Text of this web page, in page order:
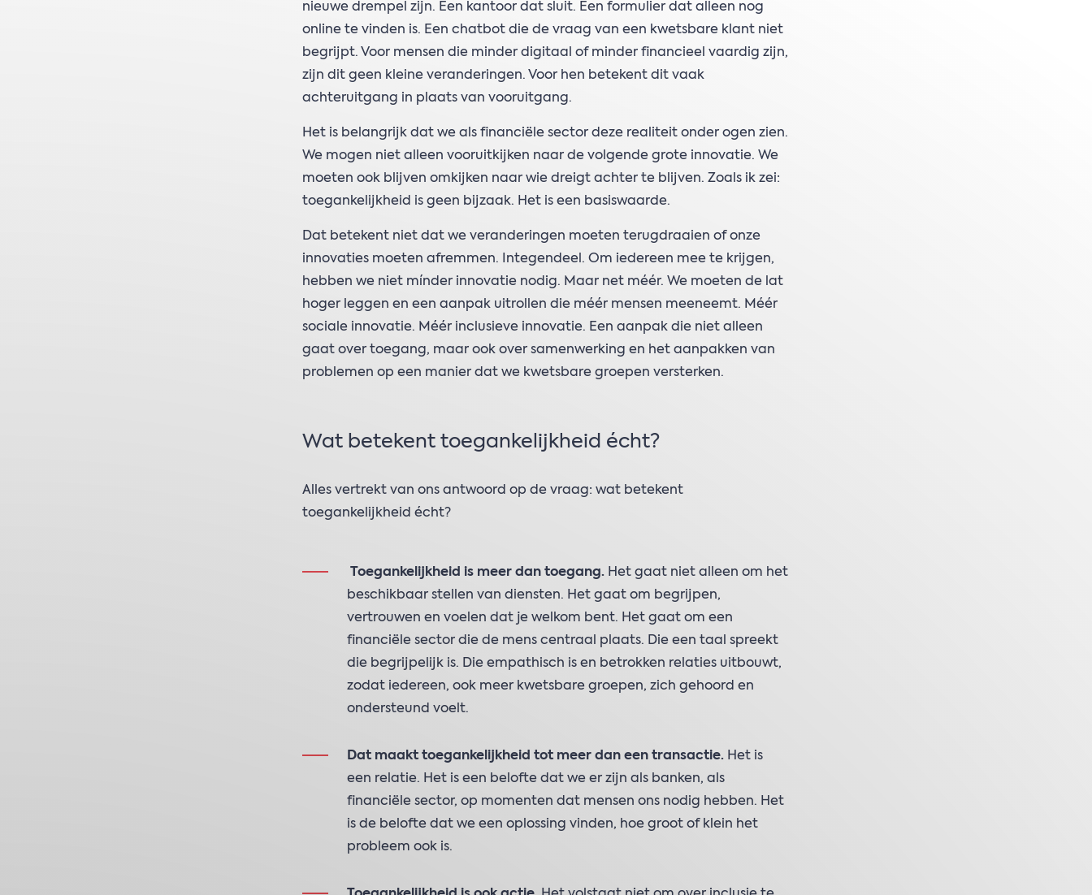
nieuwe drempel zijn. Een kantoor dat sluit. Een formulier dat alleen nog
online te vinden is. Een chatbot die de vraag van een kwetsbare klant niet
begrijpt. Voor mensen die minder digitaal of minder financieel vaardig zijn,
zijn dit geen kleine veranderingen. Voor hen betekent dit vaak
achteruitgang in plaats van vooruitgang.
Het is belangrijk dat we als financiële sector deze realiteit onder ogen zien.
We mogen niet alleen vooruitkijken naar de volgende grote innovatie. We
moeten ook blijven omkijken naar wie dreigt achter te blijven. Zoals ik zei:
toegankelijkheid is geen bijzaak. Het is een basiswaarde.
Dat betekent niet dat we veranderingen moeten terugdraaien of onze
innovaties moeten afremmen. Integendeel. Om iedereen mee te krijgen,
hebben we niet mínder innovatie nodig. Maar net méér. We moeten de lat
hoger leggen en een aanpak uitrollen die méér mensen meeneemt. Méér
sociale innovatie. Méér inclusieve innovatie. Een aanpak die niet alleen
gaat over toegang, maar ook over samenwerking en het aanpakken van
problemen op een manier dat we kwetsbare groepen versterken.
Wat betekent toegankelijkheid écht?
Alles vertrekt van ons antwoord op de vraag: wat betekent
toegankelijkheid écht?
Toegankelijkheid is meer dan toegang. Het gaat niet alleen om het
beschikbaar stellen van diensten. Het gaat om begrijpen,
vertrouwen en voelen dat je welkom bent. Het gaat om een
financiële sector die de mens centraal plaats. Die een taal spreekt
die begrijpelijk is. Die empathisch is en betrokken relaties uitbouwt,
zodat iedereen, ook meer kwetsbare groepen, zich gehoord en
ondersteund voelt.
Dat maakt toegankelijkheid tot meer dan een transactie. Het is
een relatie. Het is een belofte dat we er zijn als banken, als
financiële sector, op momenten dat mensen ons nodig hebben. Het
is de belofte dat we een oplossing vinden, hoe groot of klein het
probleem ook is.